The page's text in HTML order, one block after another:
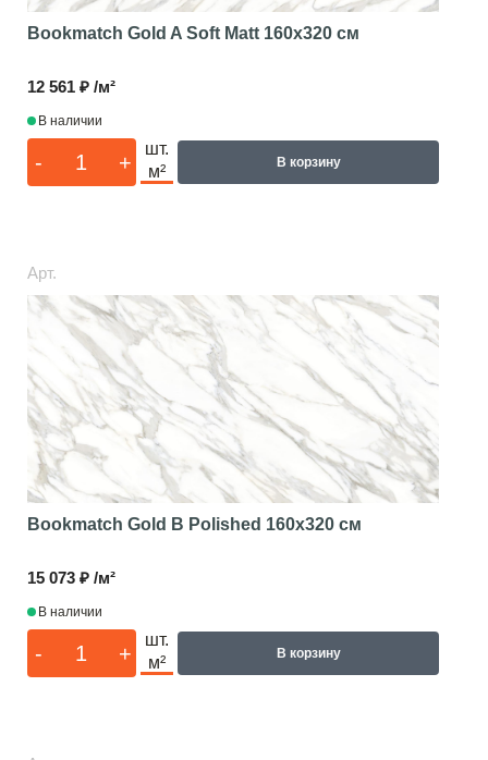
Bookmatch Gold A Soft Matt 160x320 см
12 561 ₽ /м²
В наличии
- +
шт.
м²
В корзину
Арт.
Bookmatch Gold B Polished 160x320 см
15 073 ₽ /м²
В наличии
- +
шт.
м²
В корзину